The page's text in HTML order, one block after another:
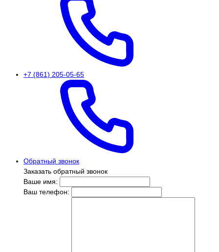
+7 (861) 205-05-65
Обратный звонок
Заказать обратный звонок
Ваше имя:
Ваш телефон: